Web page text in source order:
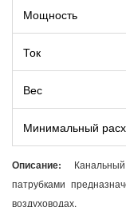
Мощность
Ток
Вес
Минимальный
Описание:
патрубками
воздуховодах.